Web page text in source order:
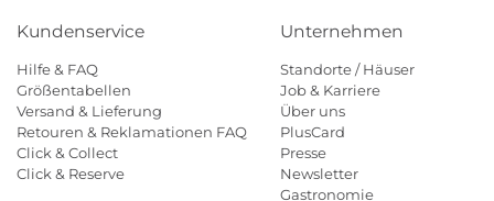
Kundenservice
Hilfe & FAQ
Größentabellen
Versand & Lieferung
Retouren & Reklamationen FAQ
Click & Collect
Click & Reserve
Unternehmen
Standorte / Häuser
Job & Karriere
Über uns
PlusCard
Presse
Newsletter
Gastronomie